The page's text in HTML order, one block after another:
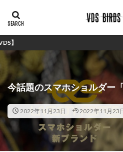
今話題のスマホショルダー「
2022年11月23日 2022年11月23